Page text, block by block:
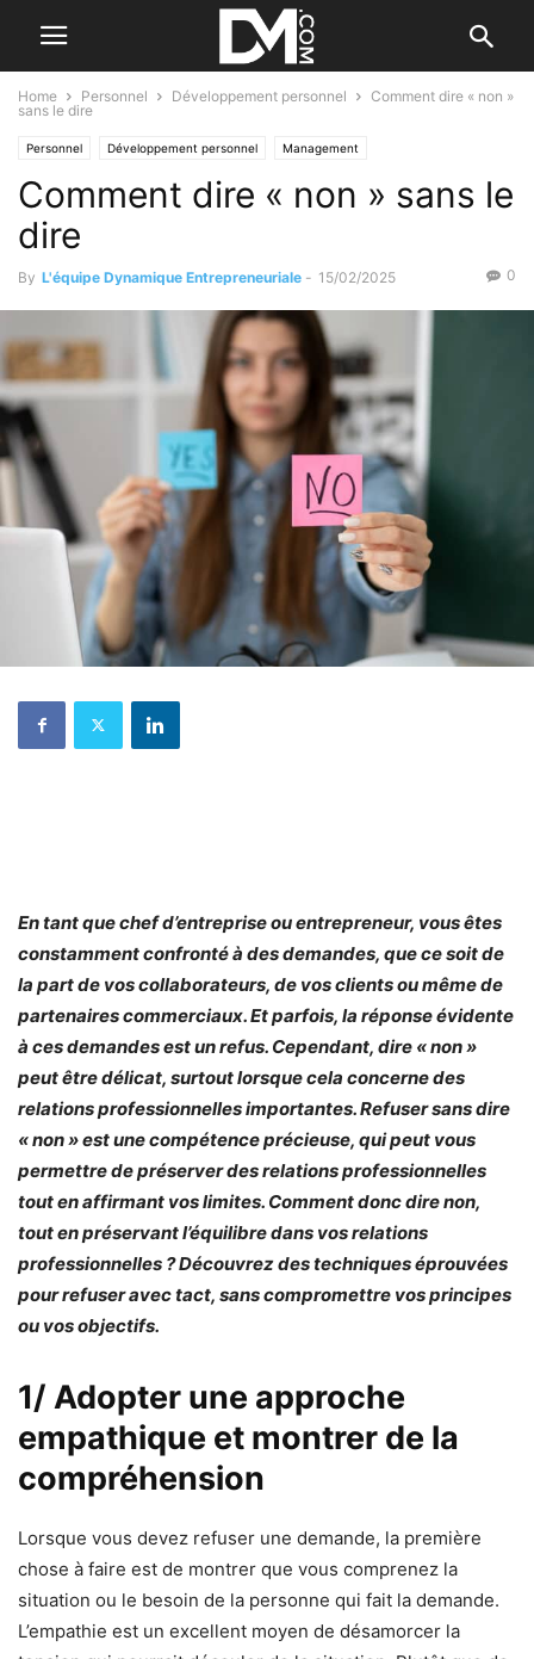
Home Personnel Développement personnel
Comment dire « non »
sans le dire
Personnel Développement personnel Management
Les qualités de l'entrepreneur
Comment dire « non » sans le
dire
By L'équipe Dynamique Entrepreneuriale - 15/02/2025 0
En tant que chef d’entreprise ou entrepreneur, vous êtes
constamment confronté à des demandes, que ce soit de
la part de vos collaborateurs, de vos clients ou même de
partenaires commerciaux. Et parfois, la réponse évidente
à ces demandes est un refus. Cependant, dire « non »
peut être délicat, surtout lorsque cela concerne des
relations professionnelles importantes. Refuser sans dire
« non » est une compétence précieuse, qui peut vous
permettre de préserver des relations professionnelles
tout en affirmant vos limites. Comment donc dire non,
tout en préservant l’équilibre dans vos relations
professionnelles ? Découvrez des techniques éprouvées
pour refuser avec tact, sans compromettre vos principes
ou vos objectifs.
1/ Adopter une approche
empathique et montrer de la
compréhension
Lorsque vous devez refuser une demande, la première
chose à faire est de montrer que vous comprenez la
situation ou le besoin de la personne qui fait la demande.
L’empathie est un excellent moyen de désamorcer la